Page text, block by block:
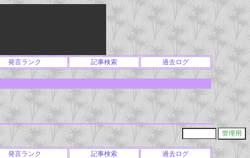
発言ランク 記事検索 過去ログ
発言ランク 記事検索 過去ログ